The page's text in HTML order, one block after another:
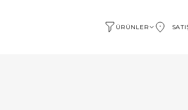
ÜRÜNLER